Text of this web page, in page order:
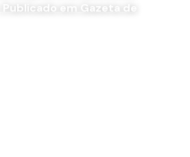
em Gazeta de